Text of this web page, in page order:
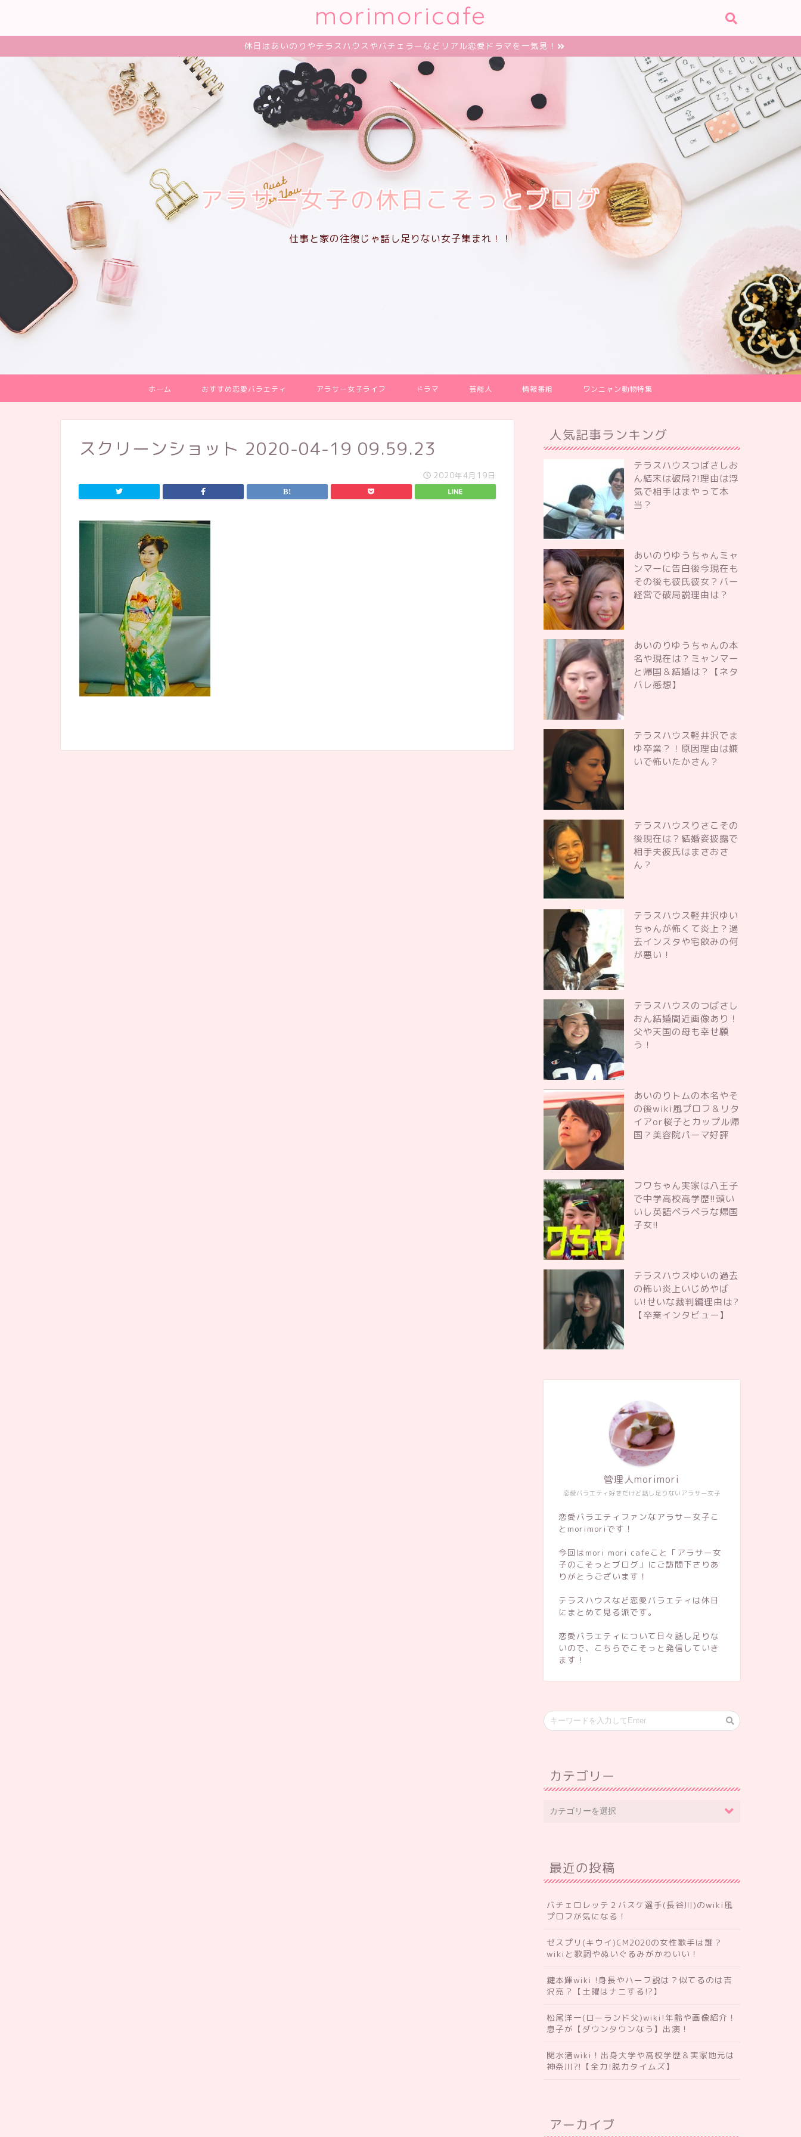
morimoricafe
休日はあいのりやテラスハウスやバチェラーなどリアル恋愛ドラマを一気見！
アラサー女子の休日こそっとブログ
仕事と家の往復じゃ話し足りない女子集まれ！！
ホーム おすすめ恋愛バラエティ アラサー女子ライフ ドラマ 芸能人 情報番組 ワンニャン動物特集
スクリーンショット 2020-04-19 09.59.23
2020年4月19日
人気記事ランキング
テラスハウスつばさしお
ん結末は破局?!理由は浮
気で相手はまやって本
当？
あいのりゆうちゃんミャ
ンマーに告白後今現在も
その後も彼氏彼女？バー
経営で破局説理由は？
あいのりゆうちゃんの本
名や現在は？ミャンマー
と帰国＆結婚は？【ネタ
バレ感想】
テラスハウス軽井沢でま
ゆ卒業？！原因理由は嫌
いで怖いたかさん？
テラスハウスりさこその
後現在は？結婚姿披露で
相手夫彼氏はまさおさ
ん？
テラスハウス軽井沢ゆい
ちゃんが怖くて炎上？過
去インスタや宅飲みの何
が悪い！
テラスハウスのつばさし
おん結婚間近画像あり！
父や天国の母も幸せ願
う！
あいのりトムの本名やそ
の後wiki風プロフ＆リタ
イアor桜子とカップル帰
国？美容院パーマ好評
フワちゃん実家は八王子
で中学高校高学歴!!頭い
いし英語ペラペラな帰国
子女!!
テラスハウスゆいの過去
の怖い炎上いじめやば
い!せいな裁判編理由は?
【卒業インタビュー】
恋愛バラエティ好きだけど話し足りないアラサー女子
管理人morimori
恋愛バラエティファンなアラサー女子こ
とmorimoriです！
今回はmori mori cafeこと「アラサー女
子のこそっとブログ」にご訪問下さりあ
りがとうございます！
テラスハウスなど恋愛バラエティは休日
にまとめて見る派です。
恋愛バラエティについて日々話し足りな
いので、こちらでこそっと発信していき
ます！
カテゴリー
最近の投稿
バチェロレッテ２バスケ選手(長谷川)のwiki風
プロフが気になる！
ゼスプリ(キウイ)CM2020の女性歌手は誰？
wikiと歌詞やぬいぐるみがかわいい！
鍵本輝wiki !身長やハーフ説は？似てるのは吉
沢亮？【土曜はナニする!?】
松尾洋一(ローランド父)wiki!年齢や画像紹介！
息子が【ダウンタウンなう】出演！
関水渚wiki！出身大学や高校学歴＆実家地元は
神奈川?!【全力!脱力タイムズ】
アーカイブ